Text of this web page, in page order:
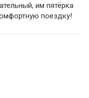
им пятёрка
поездку!